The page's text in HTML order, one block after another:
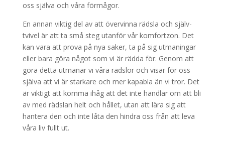
oss själva och våra förmågor.
En annan viktig del av att övervinna rädsla och själv-
tvivel är att ta små steg utanför vår komfortzon. Det
kan vara att prova på nya saker, ta på sig utmaningar
eller bara göra något som vi är rädda för. Genom att
göra detta utmanar vi våra rädslor och visar för oss
själva att vi är starkare och mer kapabla än vi tror. Det
är viktigt att komma ihåg att det inte handlar om att bli
av med rädslan helt och hållet, utan att lära sig att
hantera den och inte låta den hindra oss från att leva
våra liv fullt ut.